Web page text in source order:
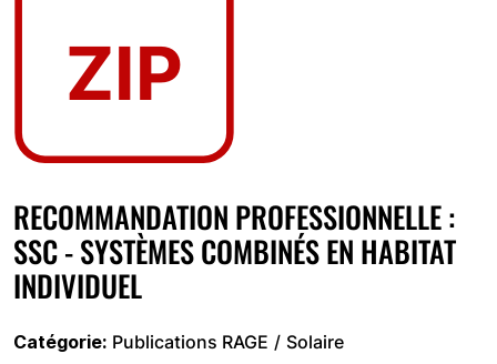
RECOMMANDATION PROFESSIONNELLE :
SSC - SYSTÈMES COMBINÉS EN HABITAT
INDIVIDUEL
Catégorie Publications RAGE
Solaire